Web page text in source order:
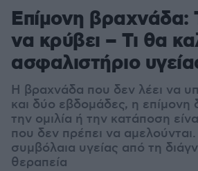
Επίμονη βραχνάδα:
να κρύβει – Τι θα
ασφαλιστήριο
Η βραχνάδα που δεν λέει να
και δύο εβδομάδες, η επίμονη
την ομιλία ή την κατάποση
που δεν πρέπει να
συμβόλαια υγείας από τη
θεραπεία